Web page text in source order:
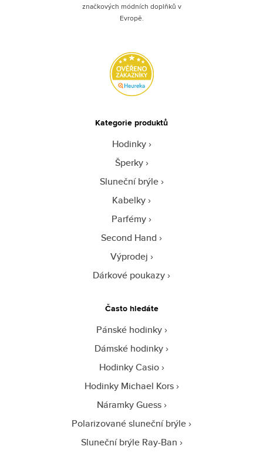
značkových módních doplňků v
Evropě.
Kategorie produktů
Hodinky
Šperky
Sluneční brýle
Kabelky
Parfémy
Second Hand
Výprodej
Dárkové poukazy
Často hledáte
Pánské hodinky
Dámské hodinky
Hodinky Casio
Hodinky Michael Kors
Náramky Guess
Polarizované sluneční brýle
Sluneční brýle Ray-Ban